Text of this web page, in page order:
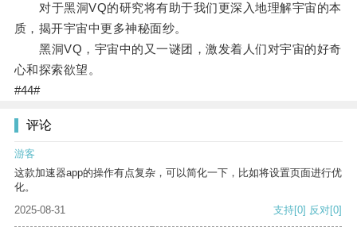
对于黑洞VQ的研究将有助于我们更深入地理解宇宙的本
质，揭开宇宙中更多神秘面纱。
黑洞VQ，宇宙中的又一谜团，激发着人们对宇宙的好奇
心和探索欲望。
#44#
评论
游客
这款加速器app的操作有点复杂，可以简化一下，比如将设置页面进行优
化。
2025-08-31
支持[0] 反对[0]